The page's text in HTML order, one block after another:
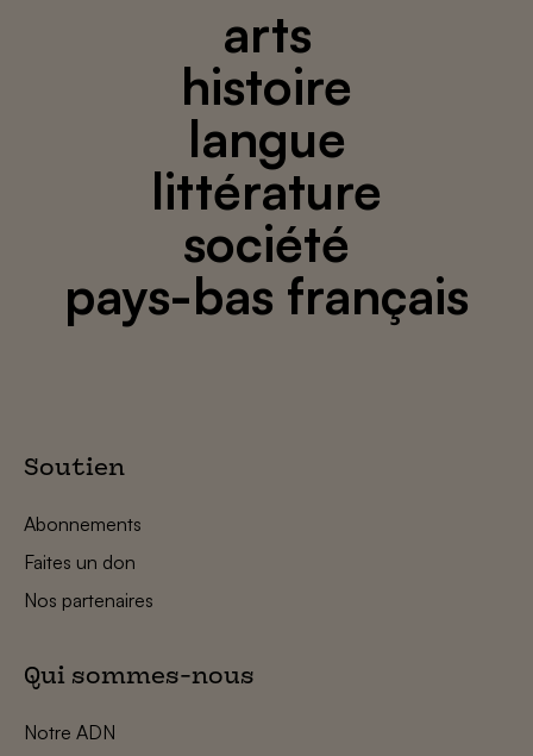
arts
histoire
langue
littérature
société
pays-bas français
Soutien
Abonnements
Faites un don
Nos partenaires
Qui sommes-nous
Notre ADN